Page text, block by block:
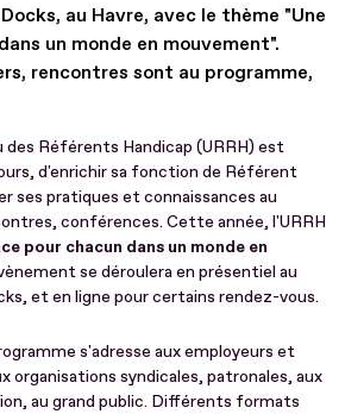
au Havre, avec le thème "Une
un monde en mouvement".
rencontres sont au programme,
des Référents Handicap (URRH) est
d'enrichir sa fonction de Référent
ses pratiques et connaissances au
conférences. Cette année, l'URRH
pour chacun dans un monde en
se déroulera en présentiel au
et en ligne pour certains rendez-vous.
s'adresse aux employeurs et
organisations syndicales, patronales, aux
au grand public. Différents formats